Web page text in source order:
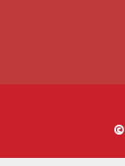
©